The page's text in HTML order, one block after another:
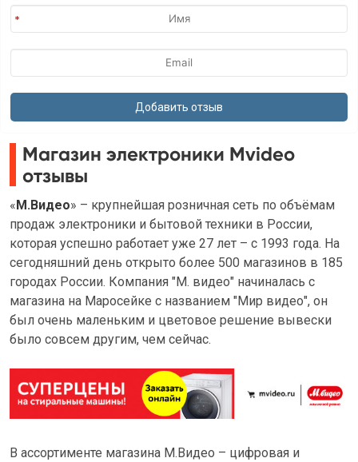
Магазин электроники Mvideo
отзывы
«М.Видео» – крупнейшая розничная сеть по объёмам
продаж электроники и бытовой техники в России,
которая успешно работает уже 27 лет – с 1993 года. На
сегодняшний день открыто более 500 магазинов в 185
городах России. Компания "М. видео" начиналась с
магазина на Маросейке с названием "Мир видео", он
был очень маленьким и цветовое решение вывески
было совсем другим, чем сейчас.
В ассортименте магазина М.Видео – цифровая и